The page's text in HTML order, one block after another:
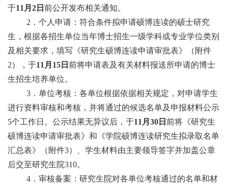
于11月2日 前公开发布相关通知。
2．个人申请：符合条件拟申请硕博连读的硕士研究
生，根据各招生单位当年博士招生一级学科或专业学位类别
及相关要求，填写《研究生硕博连读申请审批表》（附件
2），于11月15日 前将申请表及有关材料报送所申请的博士
生招生培养单位。
3．单位考核：各单位根据依据相关规定，对申请学生
进行资料审核和考核，并将通过的候选名单及申报材料公示
5个工作日。公示结果无异议后，于11月30日 前将《研究生
硕博连读申请审批表》和《学院硕博连读研究生拟录取名单
汇总表》（附件3）、学生材料由主要领导签字并加盖公章
后交至研究生院310。
4．审核备案：研究生院对各单位考核通过的名单和材